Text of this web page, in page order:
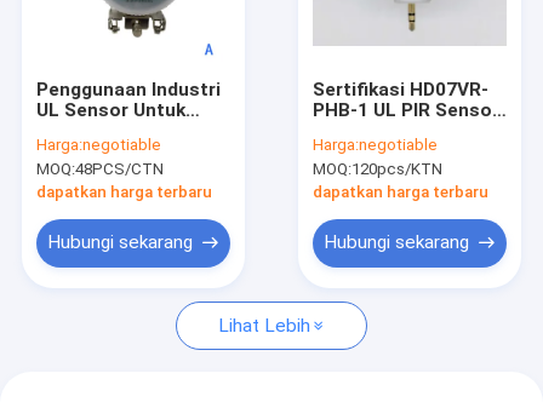
Tentang kami
Hubungi kami
Permintaan Penawaran
Sensor gerak gelombang mikro
Penggunaan Industri
UL Sensor Untuk
Aluminium Naungan
Harga:negotiable
MOQ:48PCS/CTN
dapatkan harga terbaru
Hubungi sekarang
Sertifikasi HD07VR-
PHB-1 UL PIR Sensor
Dengan Fungsi
Dimmable
Harga:negotiable
MOQ:120pcs/KTN
dapatkan harga terbaru
Hubungi sekarang
Lihat Lebih